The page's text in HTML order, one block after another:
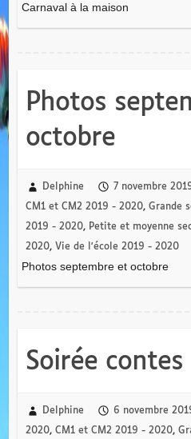
Carnaval à la maison
Photos
octobre
Delphine 7 novembre
CM1 et CM2 2019 - 2020, Grande
2019 - 2020, Petite et moyenne
2020, Vie de l'école 2019 - 2020
Photos septembre et octobre
Soirée contes
Delphine 6 novembre
2020, CM1 et CM2 2019 - 2020,